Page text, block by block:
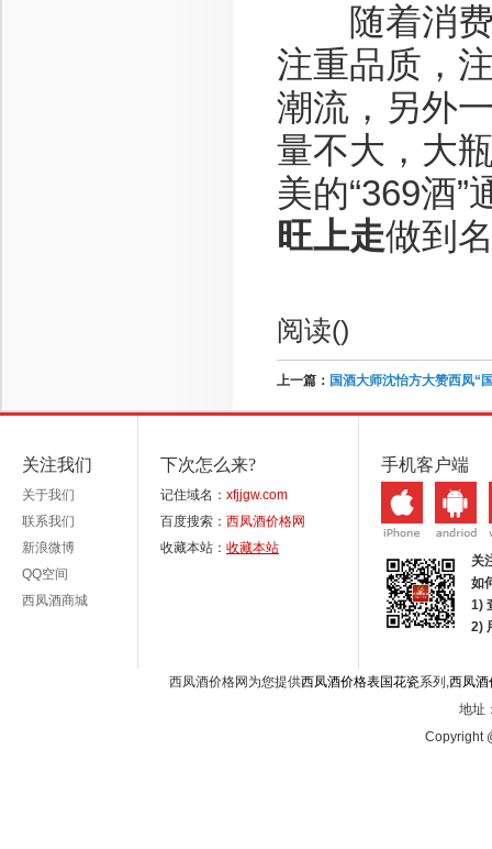
随着消费
注重品质，
潮流，另外
量不大，大
美的“369酒”
旺上走做到
阅读()
上一篇： 国酒大师沈怡方大赞西凤“
关注我们
关于我们
联系我们
新浪微博
QQ空间
西凤酒商城
下次怎么来?
记住域名： xfjjgw.com
百度搜索： 西凤酒价格网
收藏本站： 收藏本站
手机客户端
关
如
1)
2)
西凤酒价格网为您提供西凤酒价格表国花瓷系列,西凤酒
地址
Copyright